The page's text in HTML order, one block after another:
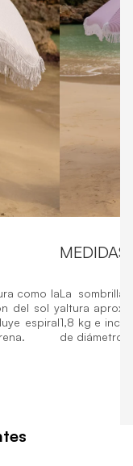
como la
del sol y
espiral
MEDIDAS
La
altura
1,8 kg e
de diámetro